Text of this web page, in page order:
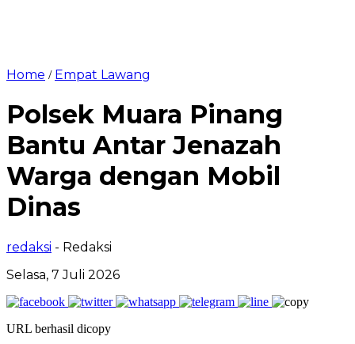
Home / Empat Lawang
Polsek Muara Pinang
Bantu Antar Jenazah
Warga dengan Mobil
Dinas
redaksi - Redaksi
Selasa, 7 Juli 2026
URL berhasil dicopy